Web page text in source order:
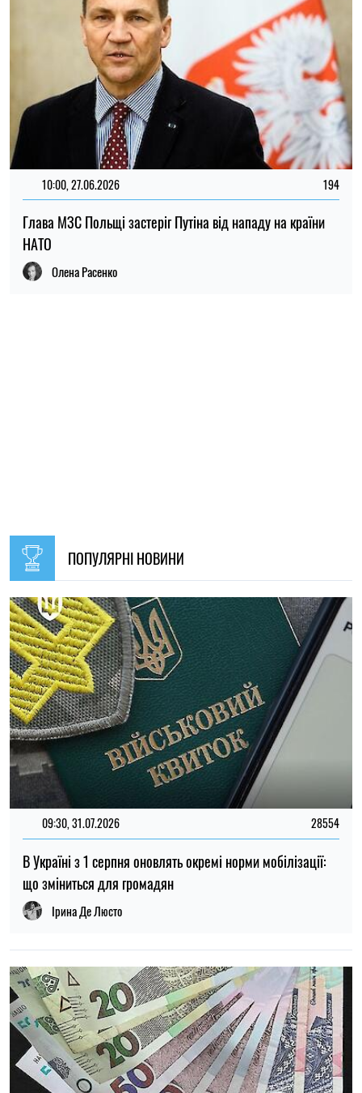
10:00, 27.06.2026 194
Глава МЗС Польщі застеріг Путіна від нападу на країни
НАТО
Олена Расенко
ПОПУЛЯРНІ НОВИНИ
09:30, 31.07.2026 28554
В Україні з 1 серпня оновлять окремі норми мобілізації:
що зміниться для громадян
Ірина Де Люсто